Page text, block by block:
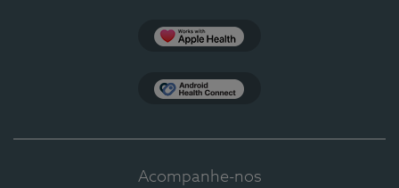
Acompanhe-nos